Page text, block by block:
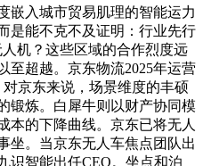
嵌入城市贸易肌理的智能运力
是能不克不及证明：行业先行
机？这些区域的合作烈度远
至超越。京东物流2025年运营
京东来说，场景维度的丰硕
锻炼。白犀牛则以财产协同模
本的下降曲线。京东已将无人
坐。当京东无人车焦点团队出
识智能出任CEO。坐点和泊